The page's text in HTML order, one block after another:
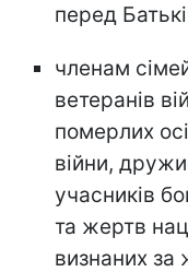
перед
членам
ветеранів
померлих
війни,
учасників
та жертв
визнаних за